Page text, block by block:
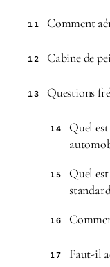
11 Comment
12 Cabine de
13 Questions
14
Quel
15
Quel
16
17 Faut-il